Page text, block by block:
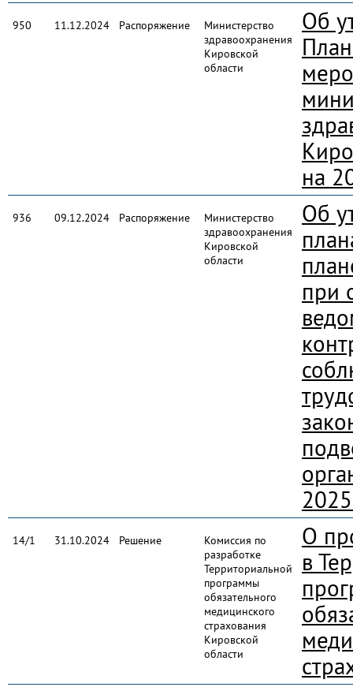
950 11.12.2024 Распоряжение
Министерство
здравоохранения
Кировской
области
Об
на
936 09.12.2024 Распоряжение
Министерство
здравоохранения
Кировской
области
Об
при
14/1 31.10.2024 Решение
Комиссия по
разработке
Территориальной
программы
обязательного
медицинского
страхования
Кировской
области
О
в